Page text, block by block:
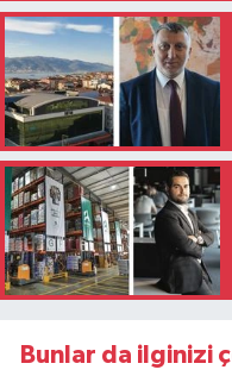
Bunlar da ilginizi